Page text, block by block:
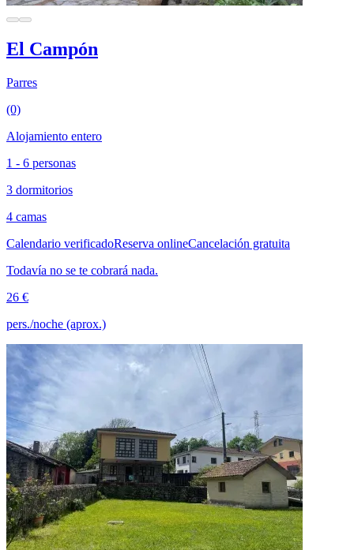
El Campón
Parres
(0)
Alojamiento entero
1 - 6 personas
3 dormitorios
4 camas
Calendario verificadoReserva onlineCancelación gratuita
Todavía no se te cobrará nada.
26 €
pers./noche (aprox.)